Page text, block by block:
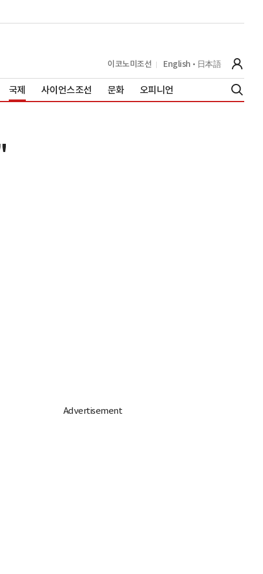
이코노미조선 English 日本語
국제 사이언스조선 문화 오피니언